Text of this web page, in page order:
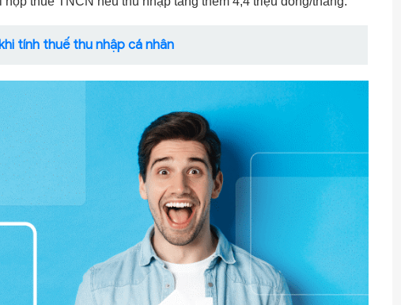
tính thuế thu nhập cá nhân